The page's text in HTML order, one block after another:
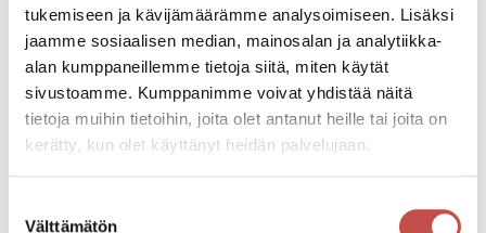
tukemiseen ja kävijämäärämme analysoimiseen. Lisäksi
jaamme sosiaalisen median, mainosalan ja analytiikka-
alan kumppaneillemme tietoja siitä, miten käytät
sivustoamme. Kumppanimme voivat yhdistää näitä
tietoja muihin tietoihin, joita olet antanut heille tai joita on
kerätty, kun olet käyttänyt heidän palvelujaan.
Välttämätön
Ajankohtaista